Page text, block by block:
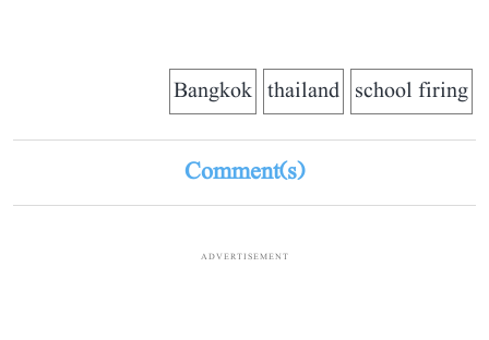
school firing
thailand
Bangkok
Comment(s)
ADVERTISEMENT